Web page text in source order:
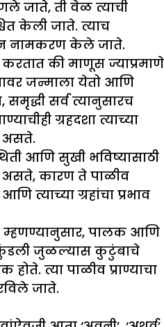
जाते, ती वेळ त्याची
केली जाते. त्याच
नामकरण केले जाते.
करतात की माणूस ज्याप्रमाणे
जन्माला येतो आणि
समृद्धी सर्व त्यानुसारच
ग्रहदशा त्याच्या
असते.
आणि सुखी भविष्यासाठी
कारण ते पाळीव
त्याच्या ग्रहांचा प्रभाव
म्हणण्यानुसार, पालक आणि
कुंडली जुळल्यास कुटुंबाचे
त्या पाळीव प्राण्याचा
जाते.